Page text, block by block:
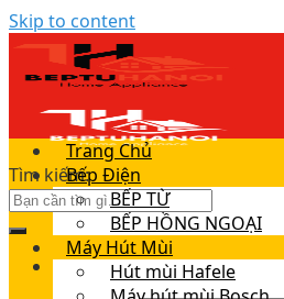
Skip to content
Tìm kiếm:
Trang Chủ
Bếp Điện
BẾP TỪ
BẾP HỒNG NGOẠI
Máy Hút Mùi
Hút mùi Hafele